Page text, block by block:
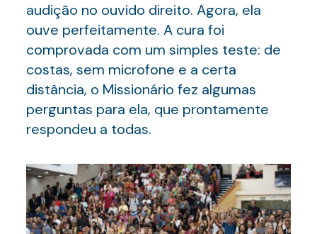
audição no ouvido direito. Agora, ela
ouve perfeitamente. A cura foi
comprovada com um simples teste: de
costas, sem microfone e a certa
distância, o Missionário fez algumas
perguntas para ela, que prontamente
respondeu a todas.